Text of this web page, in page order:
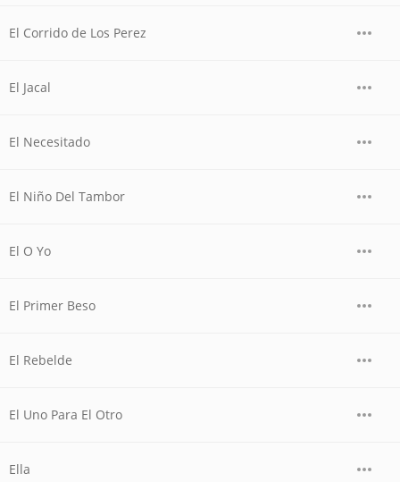
El Corrido de Los Perez
El Jacal
El Necesitado
El Niño Del Tambor
El O Yo
El Primer Beso
El Rebelde
El Uno Para El Otro
Ella